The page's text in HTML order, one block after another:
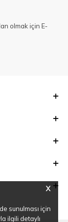
X
sunulması için
ilgili detaylı
olmak için E-